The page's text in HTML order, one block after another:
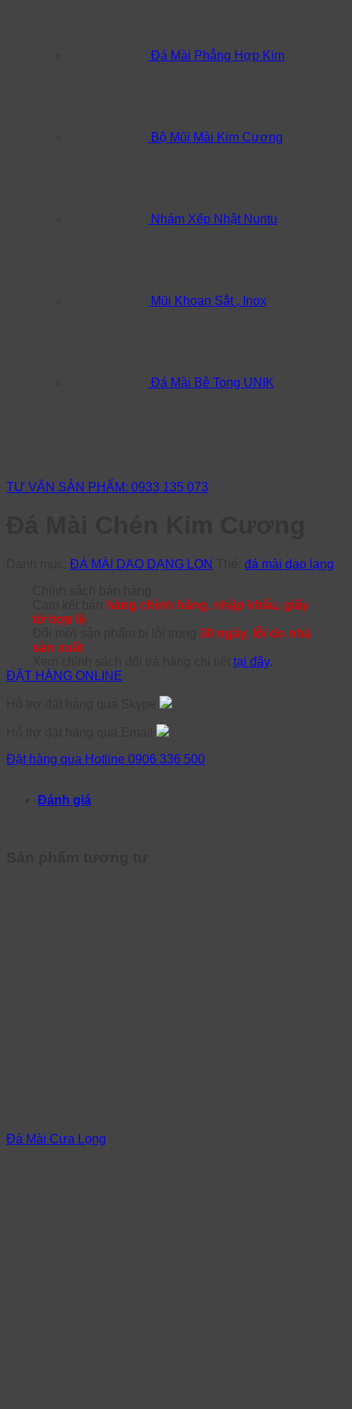
Đá Mài Phẳng Hợp Kim
Bộ Mũi Mài Kim Cương
Nhám Xếp Nhật Nuritu
Mũi Khoan Sắt , Inox
Đá Mài Bê Tong UNIK
TƯ VẤN SẢN PHẨM: 0933 135 073
ĐÁ MÀI DAO DẠNG LON
đá mài dao lạng
hàng chính hãng, nhập khẩu, giấy
tờ hợp lệ
30 ngày, lỗi do nhà
sản xuất
tại đây.
ĐẶT HÀNG ONLINE
Đặt hàng qua Hotline 0906 336 500
Đánh giá
Đá Mài Cưa Lọng